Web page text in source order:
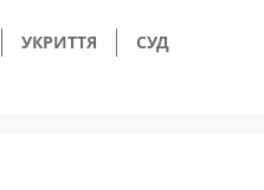
УКРИТТЯ СУД